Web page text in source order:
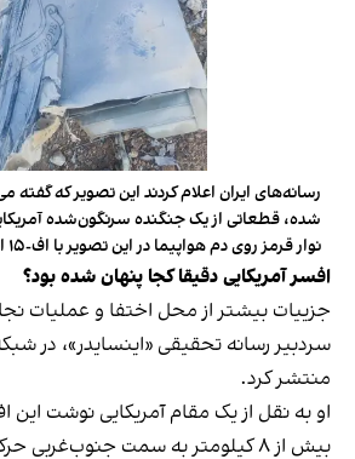
رسانه‌های ایران اعلام کردند این تصویر که گفته
شده، قطعاتی از یک جنگنده سرنگون‌شده
نوار قرمز روی دم هواپیما در این تصویر با اف‌-۱۵ ایی مطابقت دارد
افسر آمریکایی دقیقا کجا پنهان شده بود؟
جزییات بیشتر از محل اختفا و عملیات
سردبیر رسانه تحقیقی «اینسایدر»، در
منتشر کرد.
او به نقل از یک مقام آمریکایی نوشت این
بیش از ۸ کیلومتر به سمت جنوب‌غربی